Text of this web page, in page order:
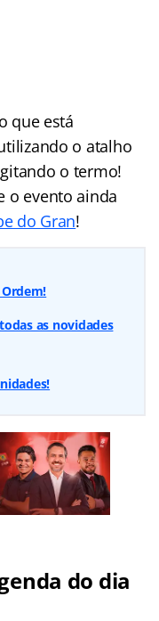
que está
o atalho
o termo!
o evento ainda
do Gran!
as novidades
do dia